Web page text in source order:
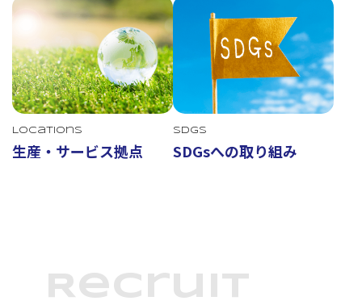
Locations
生産・サービス拠点
SDGs
SDGsへの取り組み
Recruit